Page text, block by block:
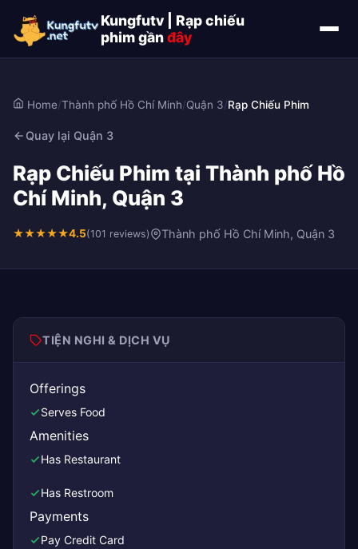
Kungfutv | Rạp chiếu
phim gầnđây
Home/Thành phố Hồ Chí Minh/Quận 3/Rạp Chiếu Phim
Quay lại Quận 3
Rạp Chiếu Phim tại Thành phố Hồ
Chí Minh, Quận 3
★★★★★4.5(101 reviews) Thành phố Hồ Chí Minh, Quận 3
TIỆN NGHI & DỊCH VỤ
Offerings
Serves Food
Amenities
Has Restaurant
Has Restroom
Payments
Pay Credit Card